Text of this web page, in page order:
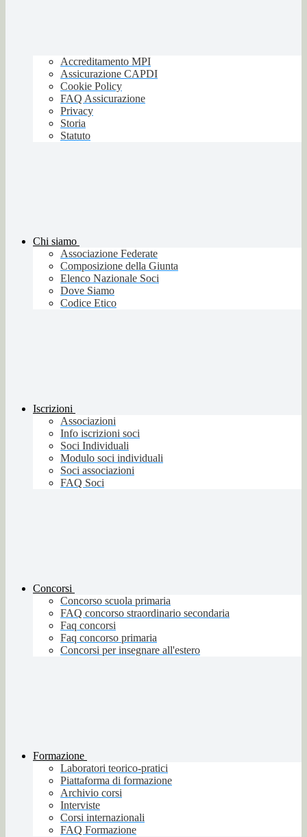
Accreditamento MPI
Assicurazione CAPDI
Cookie Policy
FAQ Assicurazione
Privacy
Storia
Statuto
Chi siamo
Associazione Federate
Composizione della Giunta
Elenco Nazionale Soci
Dove Siamo
Codice Etico
Iscrizioni
Associazioni
Info iscrizioni soci
Soci Individuali
Modulo soci individuali
Soci associazioni
FAQ Soci
Concorsi
Concorso scuola primaria
FAQ concorso straordinario secondaria
Faq concorsi
Faq concorso primaria
Concorsi per insegnare all'estero
Formazione
Laboratori teorico-pratici
Piattaforma di formazione
Archivio corsi
Interviste
Corsi internazionali
FAQ Formazione